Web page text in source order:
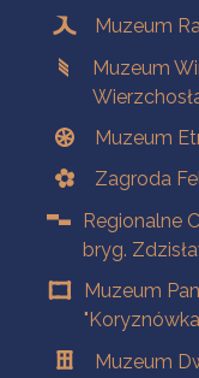
Muzeum
Muzeum
Muzeum
Zagroda
Regionalne
bryg.
Muzeum
Muzeum